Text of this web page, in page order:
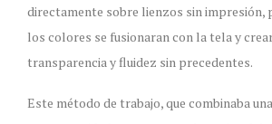
directamente sobre lienzos sin impresión,
los colores se fusionaran con la tela y
transparencia y fluidez sin precedentes.
Este método de trabajo, que combinaba